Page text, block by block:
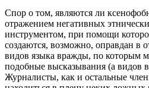
Спор о том, являются ли
отражением негативных
инструментом, при помощи
создаются, возможно, оправдан в
видов языка вражды, по которым
подобные высказывания (а видов
Журналисты, как и остальные